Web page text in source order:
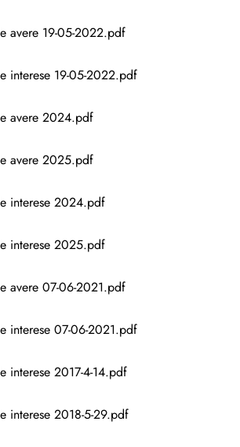
avere 19-05-2022.pdf
interese 19-05-2022.pdf
avere 2024.pdf
avere 2025.pdf
interese 2024.pdf
interese 2025.pdf
avere 07-06-2021.pdf
interese 07-06-2021.pdf
interese 2017-4-14.pdf
interese 2018-5-29.pdf